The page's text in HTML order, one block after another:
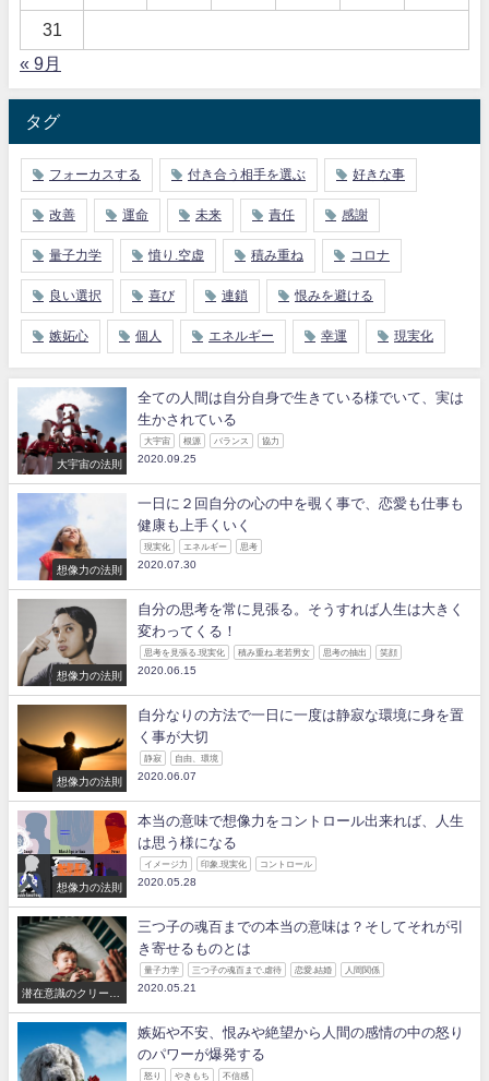
31
« 9月
タグ
フォーカスする 付き合う相手を選ぶ 好きな事
改善 運命 未来 責任 感謝
量子力学 憤り.空虚 積み重ね コロナ
良い選択 喜び 連鎖 恨みを避ける
嫉妬心 個人 エネルギー 幸運 現実化
大宇宙の法則
全ての人間は自分自身で生きている様でいて、実は
生かされている
大宇宙 根源 バランス 協力
2020.09.25
想像力の法則
一日に２回自分の心の中を覗く事で、恋愛も仕事も
健康も上手くいく
現実化 エネルギー 思考
2020.07.30
想像力の法則
自分の思考を常に見張る。そうすれば人生は大きく
変わってくる！
思考を見張る.現実化 積み重ね.老若男女 思考の抽出 笑顔
2020.06.15
想像力の法則
自分なりの方法で一日に一度は静寂な環境に身を置
く事が大切
静寂 自由、環境
2020.06.07
想像力の法則
本当の意味で想像力をコントロール出来れば、人生
は思う様になる
イメージ力 印象.現実化 コントロール
2020.05.28
潜在意識のクリーニ
三つ子の魂百までの本当の意味は？そしてそれが引
き寄せるものとは
量子力学 三つ子の魂百まで.虐待 恋愛.結婚 人間関係
2020.05.21
嫉妬や不安、恨みや絶望から人間の感情の中の怒り
のパワーが爆発する
怒り やきもち 不信感